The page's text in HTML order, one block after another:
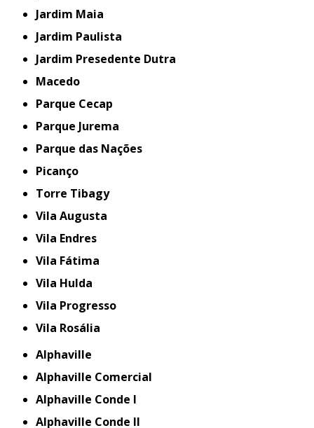
Jardim Maia
Jardim Paulista
Jardim Presedente Dutra
Macedo
Parque Cecap
Parque Jurema
Parque das Nações
Picanço
Torre Tibagy
Vila Augusta
Vila Endres
Vila Fátima
Vila Hulda
Vila Progresso
Vila Rosália
Alphaville
Alphaville Comercial
Alphaville Conde I
Alphaville Conde II